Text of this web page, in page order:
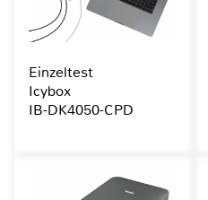
Einzeltest
Icybox
IB-DK4050-CPD